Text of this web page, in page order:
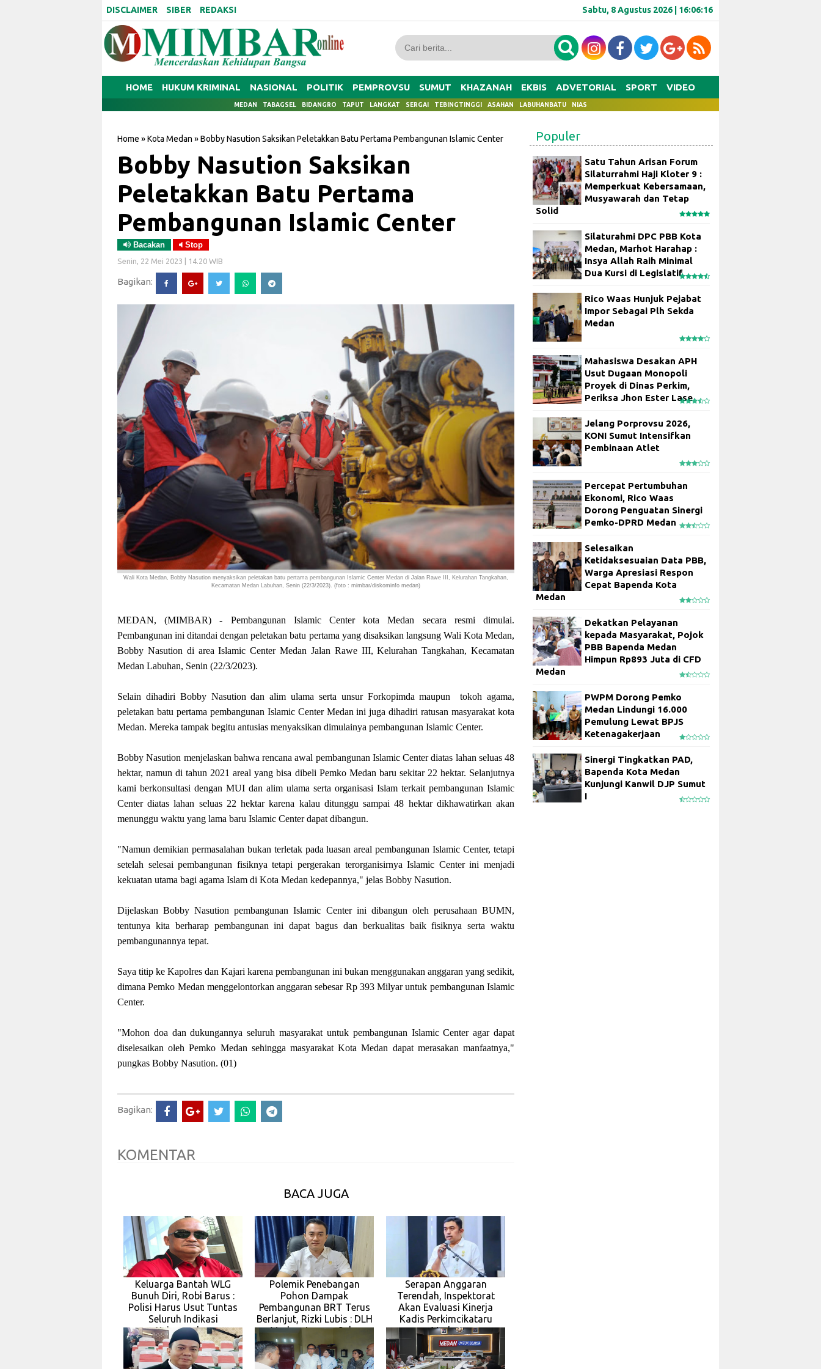
DISCLAIMER SIBER REDAKSI Sabtu, 8 Agustus 2026 | 16:06:17
HOME HUKUM KRIMINAL NASIONAL POLITIK PEMPROVSU SUMUT KHAZANAH EKBIS ADVETORIAL SPORT VIDEO
MEDAN TABAGSEL BIDANGRO TAPUT LANGKAT SERGAI TEBINGTINGGI ASAHAN LABUHANBATU NIAS
Home »Kota Medan »Bobby Nasution Saksikan Peletakkan Batu Pertama Pembangunan Islamic Center
Bobby Nasution Saksikan
Peletakkan Batu Pertama
Pembangunan Islamic Center
Bacakan Stop
Senin, 22 Mei 2023 | 14.20 WIB
Bagikan:
Wali Kota Medan, Bobby Nasution menyaksikan peletakan batu pertama pembangunan Islamic Center Medan di Jalan Rawe III, Kelurahan Tangkahan,
Kecamatan Medan Labuhan, Senin (22/3/2023). (foto : mimbar/diskominfo medan)
MEDAN, (MIMBAR) - Pembangunan Islamic Center kota Medan secara resmi dimulai.
Pembangunan ini ditandai dengan peletakan batu pertama yang disaksikan langsung Wali Kota Medan,
Bobby Nasution di area Islamic Center Medan Jalan Rawe III, Kelurahan Tangkahan, Kecamatan
Medan Labuhan, Senin (22/3/2023).
Selain dihadiri Bobby Nasution dan alim ulama serta unsur Forkopimda maupun tokoh agama,
peletakan batu pertama pembangunan Islamic Center Medan ini juga dihadiri ratusan masyarakat kota
Medan. Mereka tampak begitu antusias menyaksikan dimulainya pembangunan Islamic Center.
Bobby Nasution menjelaskan bahwa rencana awal pembangunan Islamic Center diatas lahan seluas 48
hektar, namun di tahun 2021 areal yang bisa dibeli Pemko Medan baru sekitar 22 hektar. Selanjutnya
kami berkonsultasi dengan MUI dan alim ulama serta organisasi Islam terkait pembangunan Islamic
Center diatas lahan seluas 22 hektar karena kalau ditunggu sampai 48 hektar dikhawatirkan akan
menunggu waktu yang lama baru Islamic Center dapat dibangun.
"Namun demikian permasalahan bukan terletak pada luasan areal pembangunan Islamic Center, tetapi
setelah selesai pembangunan fisiknya tetapi pergerakan terorganisirnya Islamic Center ini menjadi
kekuatan utama bagi agama Islam di Kota Medan kedepannya," jelas Bobby Nasution.
Dijelaskan Bobby Nasution pembangunan Islamic Center ini dibangun oleh perusahaan BUMN,
tentunya kita berharap pembangunan ini dapat bagus dan berkualitas baik fisiknya serta waktu
pembangunannya tepat.
Saya titip ke Kapolres dan Kajari karena pembangunan ini bukan menggunakan anggaran yang sedikit,
dimana Pemko Medan menggelontorkan anggaran sebesar Rp 393 Milyar untuk pembangunan Islamic
Center.
"Mohon doa dan dukungannya seluruh masyarakat untuk pembangunan Islamic Center agar dapat
diselesaikan oleh Pemko Medan sehingga masyarakat Kota Medan dapat merasakan manfaatnya,"
pungkas Bobby Nasution. (01)
Bagikan:
KOMENTAR
BACA JUGA
Keluarga Bantah WLG
Bunuh Diri, Robi Barus :
Polisi Harus Usut Tuntas
Seluruh Indikasi
Kejanggalan
Polemik Penebangan
Pohon Dampak
Pembangunan BRT Terus
Berlanjut, Rizki Lubis : DLH
Medan Jangan Suka
Serapan Anggaran
Terendah, Inspektorat
Akan Evaluasi Kinerja
Kadis Perkimcikataru
Medan
Populer
Satu Tahun Arisan Forum
Silaturrahmi Haji Kloter 9 :
Memperkuat Kebersamaan,
Musyawarah dan Tetap
Solid
Silaturahmi DPC PBB Kota
Medan, Marhot Harahap :
Insya Allah Raih Minimal
Dua Kursi di Legislatif
Rico Waas Hunjuk Pejabat
Impor Sebagai Plh Sekda
Medan
Mahasiswa Desakan APH
Usut Dugaan Monopoli
Proyek di Dinas Perkim,
Periksa Jhon Ester Lase
Jelang Porprovsu 2026,
KONI Sumut Intensifkan
Pembinaan Atlet
Percepat Pertumbuhan
Ekonomi, Rico Waas
Dorong Penguatan Sinergi
Pemko-DPRD Medan
Selesaikan
Ketidaksesuaian Data PBB,
Warga Apresiasi Respon
Cepat Bapenda Kota
Medan
Dekatkan Pelayanan
kepada Masyarakat, Pojok
PBB Bapenda Medan
Himpun Rp893 Juta di CFD
Medan
PWPM Dorong Pemko
Medan Lindungi 16.000
Pemulung Lewat BPJS
Ketenagakerjaan
Sinergi Tingkatkan PAD,
Bapenda Kota Medan
Kunjungi Kanwil DJP Sumut
I